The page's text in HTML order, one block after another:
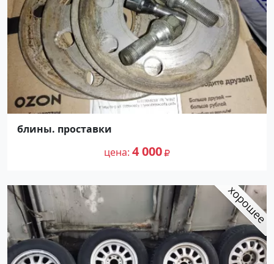
блины. проставки
цена 4 000